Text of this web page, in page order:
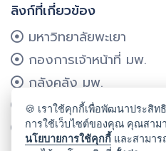
ลิงก์ที่เกี่ยวข้อง
มหาวิทยาลัยพะเยา
กองการเจ้าหน้าที่ มพ.
กลังคลัง มพ.
กองแผนงาน มพ.
ศูนย์บริการเทคโนโลยีฯ ม
🍪 เราใช้คุกกี้เพื่อพัฒนาประสิ
การใช้เว็บไซต์ของคุณ คุณสาม
นโยบายการใช้คุกกี้ และสามาร